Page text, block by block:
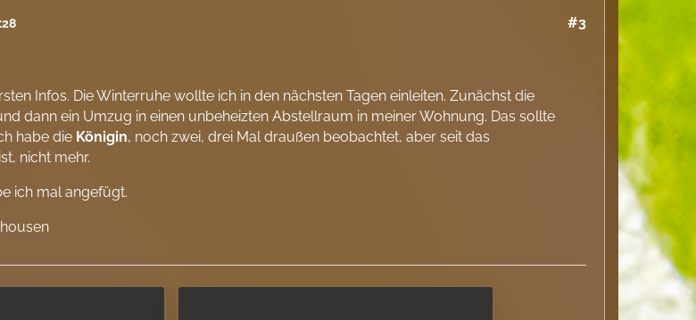
#3
Infos. Die Winterruhe wollte ich in den nächsten Tagen einleiten. Zunächst die
dann ein Umzug in einen unbeheizten Abstellraum in meiner Wohnung. Das sollte
habe die Königin, noch zwei, drei Mal draußen beobachtet, aber seit das
nicht mehr.
ich mal angefügt.